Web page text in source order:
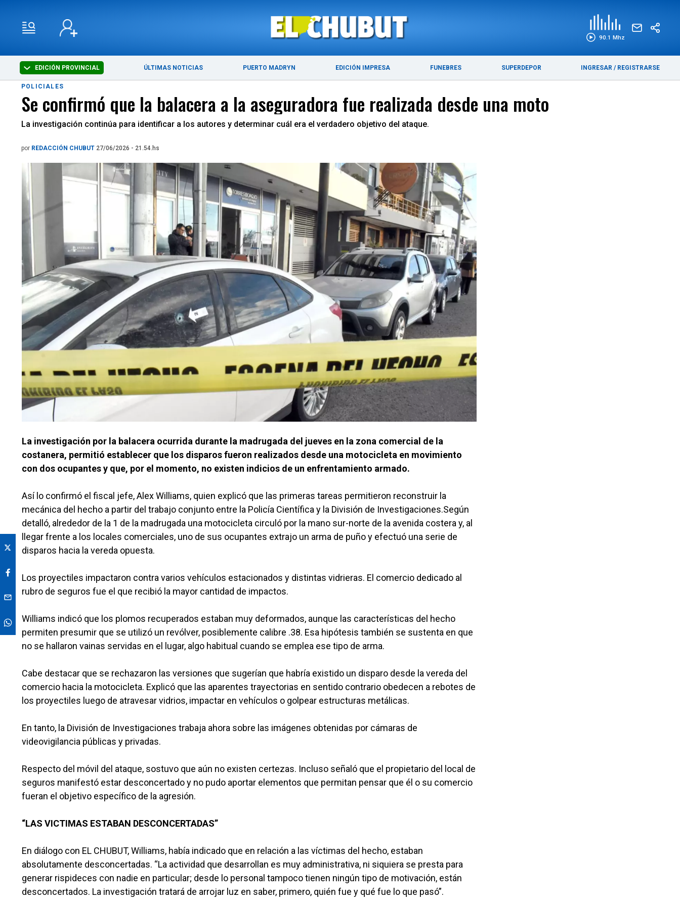
90.1 Mhz
EDICIÓN PROVINCIAL ÚLTIMAS NOTICIAS PUERTO MADRYN EDICIÓN IMPRESA FUNEBRES SUPERDEPOR INGRESAR / REGISTRARSE
ÚLTIMAS NOTICIAS PUERTO MADRYN
POLICIALES
Se confirmó que la balacera a la aseguradora fue realizada desde una moto
La investigación continúa para identificar a los autores y determinar cuál era el verdadero objetivo del ataque.
por REDACCIÓN CHUBUT 27/06/2026 - 21.54.hs
La investigación por la balacera ocurrida durante la madrugada del jueves en la zona comercial de la
costanera, permitió establecer que los disparos fueron realizados desde una motocicleta en movimiento
con dos ocupantes y que, por el momento, no existen indicios de un enfrentamiento armado.
Así lo confirmó el fiscal jefe, Alex Williams, quien explicó que las primeras tareas permitieron reconstruir la
mecánica del hecho a partir del trabajo conjunto entre la Policía Científica y la División de Investigaciones.Según
detalló, alrededor de la 1 de la madrugada una motocicleta circuló por la mano sur-norte de la avenida costera y, al
llegar frente a los locales comerciales, uno de sus ocupantes extrajo un arma de puño y efectuó una serie de
disparos hacia la vereda opuesta.
Los proyectiles impactaron contra varios vehículos estacionados y distintas vidrieras. El comercio dedicado al
rubro de seguros fue el que recibió la mayor cantidad de impactos.
Williams indicó que los plomos recuperados estaban muy deformados, aunque las características del hecho
permiten presumir que se utilizó un revólver, posiblemente calibre .38. Esa hipótesis también se sustenta en que
no se hallaron vainas servidas en el lugar, algo habitual cuando se emplea ese tipo de arma.
Cabe destacar que se rechazaron las versiones que sugerían que habría existido un disparo desde la vereda del
comercio hacia la motocicleta. Explicó que las aparentes trayectorias en sentido contrario obedecen a rebotes de
los proyectiles luego de atravesar vidrios, impactar en vehículos o golpear estructuras metálicas.
En tanto, la División de Investigaciones trabaja ahora sobre las imágenes obtenidas por cámaras de
videovigilancia públicas y privadas.
Respecto del móvil del ataque, sostuvo que aún no existen certezas. Incluso señaló que el propietario del local de
seguros manifestó estar desconcertado y no pudo aportar elementos que permitan pensar que él o su comercio
fueran el objetivo específico de la agresión.
“LAS VICTIMAS ESTABAN DESCONCERTADAS”
En diálogo con EL CHUBUT, Williams, había indicado que en relación a las víctimas del hecho, estaban
absolutamente desconcertadas. “La actividad que desarrollan es muy administrativa, ni siquiera se presta para
generar rispideces con nadie en particular; desde lo personal tampoco tienen ningún tipo de motivación, están
desconcertados. La investigación tratará de arrojar luz en saber, primero, quién fue y qué fue lo que pasó”.